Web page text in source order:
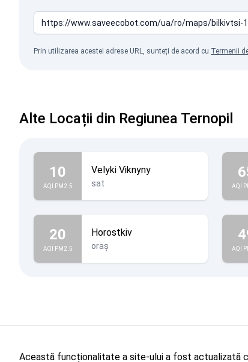
Prin utilizarea acestei adrese URL, sunteți de acord cu Termenii
Alte Locații din Regiunea Ternopil
10
AQI PM2.5
Velyki Viknyny
sat AQI
20
AQI PM2.5
Horostkiv
oraș AQI
Această funcționalitate a site-ului a fost actualizată